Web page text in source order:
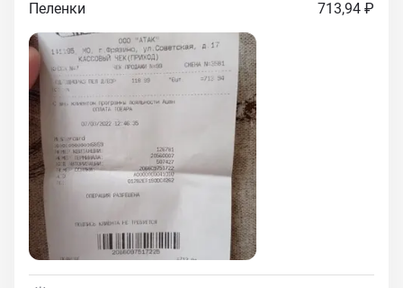
Пеленки 713,94 ₽